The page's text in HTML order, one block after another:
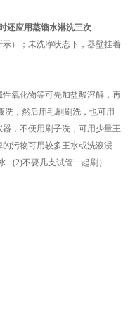
还应用蒸馏水淋洗三次
）；未洗净状态下，器壁挂着
氧化物等可先加盐酸溶解，再
洗，然后用毛刷刷洗，也可用
，不便用刷子洗，可用少量王
污物可用较多王水或洗液浸
(2)不要几支试管一起刷）